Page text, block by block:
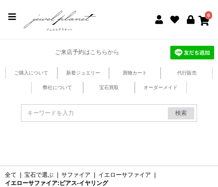
0
ご来店予約はこちらから
ご購入について 新着ジュエリー 買物カート 代行販売
弊社について 宝石買取 オーダーメイド
検索
全て 宝石で選ぶ サファイア イエローサファイア
イエローサファイア:ピアス-イヤリング